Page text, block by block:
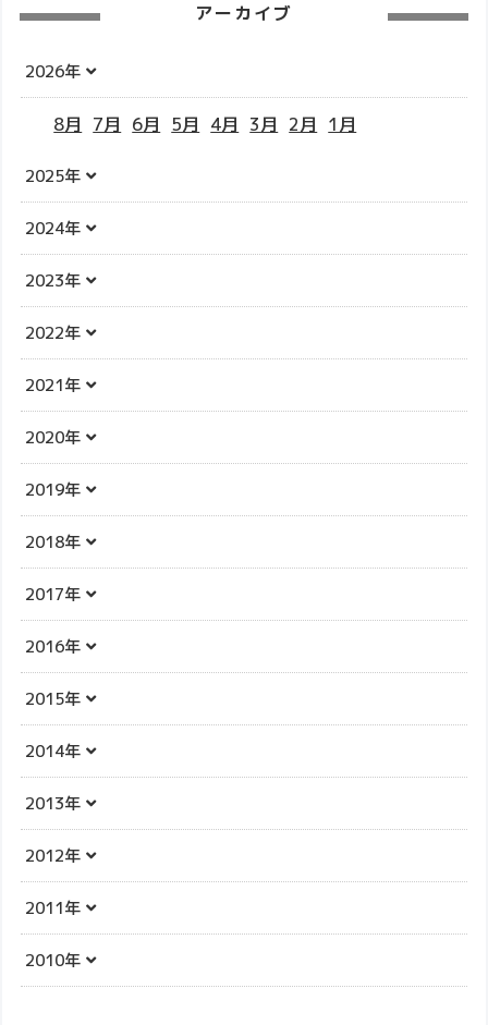
アーカイブ
2026年
8月 7月 6月 5月 4月 3月 2月 1月
2025年
2024年
2023年
2022年
2021年
2020年
2019年
2018年
2017年
2016年
2015年
2014年
2013年
2012年
2011年
2010年